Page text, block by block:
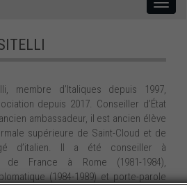
membre d’Italiques depuis 1997,
depuis 2017. Conseiller d’État
ambassadeur, il est ancien élève
supérieure de Saint-Cloud et de
d’italien. Il a été conseiller à
de France à Rome (1981-1984),
(1984-1989) et porte-parole